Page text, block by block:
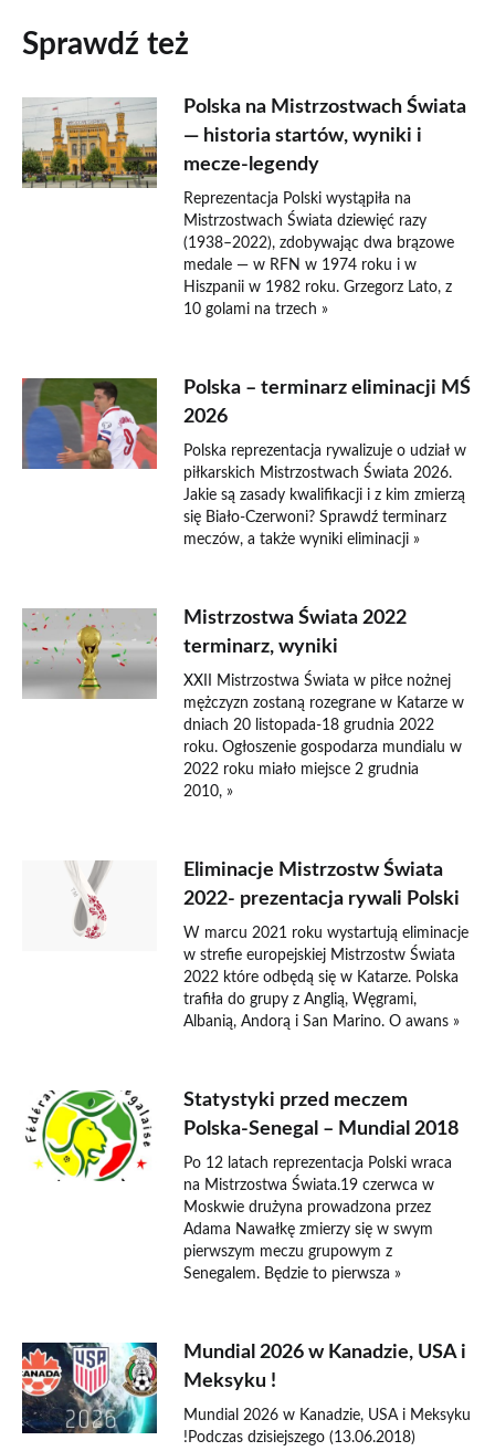
Sprawdź też
Polska na Mistrzostwach Świata
— historia startów, wyniki i
mecze-legendy
Reprezentacja Polski wystąpiła na
Mistrzostwach Świata dziewięć razy
(1938–2022), zdobywając dwa brązowe
medale — w RFN w 1974 roku i w
Hiszpanii w 1982 roku. Grzegorz Lato, z
10 golami na trzech »
Polska – terminarz eliminacji MŚ
2026
Polska reprezentacja rywalizuje o udział w
piłkarskich Mistrzostwach Świata 2026.
Jakie są zasady kwalifikacji i z kim zmierzą
się Biało-Czerwoni? Sprawdź terminarz
meczów, a także wyniki eliminacji »
Mistrzostwa Świata 2022
terminarz, wyniki
XXII Mistrzostwa Świata w piłce nożnej
mężczyzn zostaną rozegrane w Katarze w
dniach 20 listopada-18 grudnia 2022
roku. Ogłoszenie gospodarza mundialu w
2022 roku miało miejsce 2 grudnia
2010, »
Eliminacje Mistrzostw Świata
2022- prezentacja rywali Polski
W marcu 2021 roku wystartują eliminacje
w strefie europejskiej Mistrzostw Świata
2022 które odbędą się w Katarze. Polska
trafiła do grupy z Anglią, Węgrami,
Albanią, Andorą i San Marino. O awans »
Statystyki przed meczem
Polska-Senegal – Mundial 2018
Po 12 latach reprezentacja Polski wraca
na Mistrzostwa Świata.19 czerwca w
Moskwie drużyna prowadzona przez
Adama Nawałkę zmierzy się w swym
pierwszym meczu grupowym z
Senegalem. Będzie to pierwsza »
Mundial 2026 w Kanadzie, USA i
Meksyku !
Mundial 2026 w Kanadzie, USA i Meksyku
!Podczas dzisiejszego (13.06.2018)